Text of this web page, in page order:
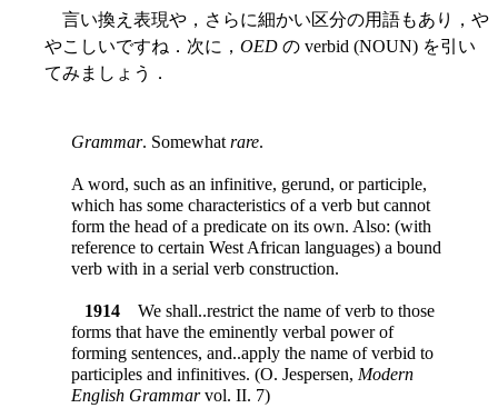
言い換え表現や，さらに細かい区分の用語もあり，や
やこしいですね．次に， OED の verbid (NOUN) を引い
てみましょう．
Grammar. Somewhat rare.
A word, such as an infinitive, gerund, or participle,
which has some characteristics of a verb but cannot
form the head of a predicate on its own. Also: (with
reference to certain West African languages) a bound
verb with in a serial verb construction.
1914 We shall..restrict the name of verb to those
forms that have the eminently verbal power of
forming sentences, and..apply the name of verbid to
participles and infinitives. (O. Jespersen, Modern
English Grammarvol. II. 7)